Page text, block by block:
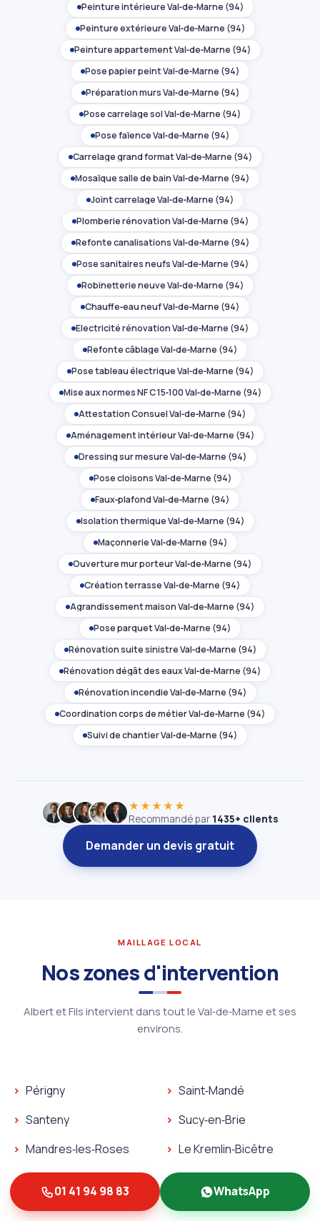
Peinture intérieure Val‑de‑Marne (94)
Peinture extérieure Val‑de‑Marne (94)
Peinture appartement Val‑de‑Marne (94)
Pose papier peint Val‑de‑Marne (94)
Préparation murs Val‑de‑Marne (94)
Pose carrelage sol Val‑de‑Marne (94)
Pose faïence Val‑de‑Marne (94)
Carrelage grand format Val‑de‑Marne (94)
Mosaïque salle de bain Val‑de‑Marne (94)
Joint carrelage Val‑de‑Marne (94)
Plomberie rénovation Val‑de‑Marne (94)
Refonte canalisations Val‑de‑Marne (94)
Pose sanitaires neufs Val‑de‑Marne (94)
Robinetterie neuve Val‑de‑Marne (94)
Chauffe‑eau neuf Val‑de‑Marne (94)
Électricité rénovation Val‑de‑Marne (94)
Refonte câblage Val‑de‑Marne (94)
Pose tableau électrique Val‑de‑Marne (94)
Mise aux normes NF C 15‑100 Val‑de‑Marne (94)
Attestation Consuel Val‑de‑Marne (94)
Aménagement intérieur Val‑de‑Marne (94)
Dressing sur mesure Val‑de‑Marne (94)
Pose cloisons Val‑de‑Marne (94)
Faux‑plafond Val‑de‑Marne (94)
Isolation thermique Val‑de‑Marne (94)
Maçonnerie Val‑de‑Marne (94)
Ouverture mur porteur Val‑de‑Marne (94)
Création terrasse Val‑de‑Marne (94)
Agrandissement maison Val‑de‑Marne (94)
Pose parquet Val‑de‑Marne (94)
Rénovation suite sinistre Val‑de‑Marne (94)
Rénovation dégât des eaux Val‑de‑Marne (94)
Rénovation incendie Val‑de‑Marne (94)
Coordination corps de métier Val‑de‑Marne (94)
Suivi de chantier Val‑de‑Marne (94)
★★★★★
Recommandé par 1435+ clients
Demander un devis gratuit
MAILLAGE LOCAL
Nos zones d'intervention
Albert et Fils intervient dans tout le Val‑de‑Marne et ses
environs.
Périgny
Plombier Périgny
Santeny
Plombier Santeny
Mandres‑les‑Roses
Plombier Mandres‑les‑Roses
Serrurier Mandres‑les‑Roses
Noiseau
Plombier Noiseau
Marolles‑en‑Brie
Plombier Orly
Saint‑Mandé
Plombier Saint‑Mandé
Sucy‑en‑Brie
Plombier Sucy‑en‑Brie
Le Kremlin‑Bicêtre
Plombier Le
Serrurier Le
Plombier Fresnes
Villiers‑sur‑Marne
01 41 94 98 83 WhatsApp